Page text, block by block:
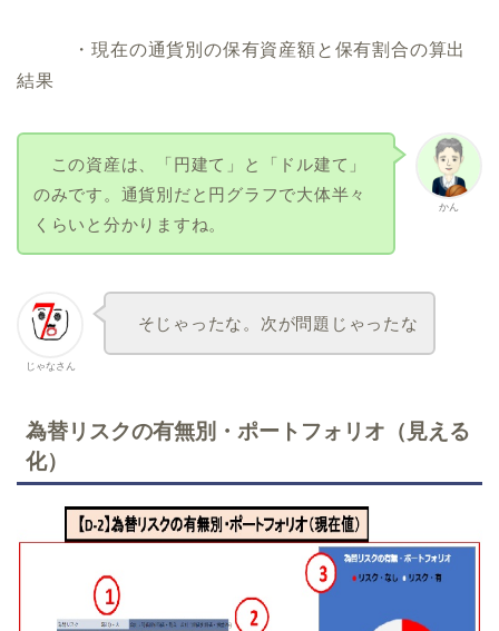
・現在の通貨別の保有資産額と保有割合の算出
結果
かん
この資産は、「円建て」と「ドル建て」
のみです。通貨別だと円グラフで大体半々
くらいと分かりますね。
じゃなさん
そじゃったな。次が問題じゃったな
為替リスクの有無別・ポートフォリオ（見える
化）